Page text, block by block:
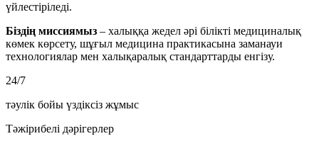
үйлестіріледі.
Біздің миссиямыз – халыққа жедел әрі білікті медициналық
көмек көрсету, шұғыл медицина практикасына заманауи
технологиялар мен халықаралық стандарттарды енгізу.
24/7
тәулік бойы үздіксіз жұмыс
Тәжірибелі дәрігерлер